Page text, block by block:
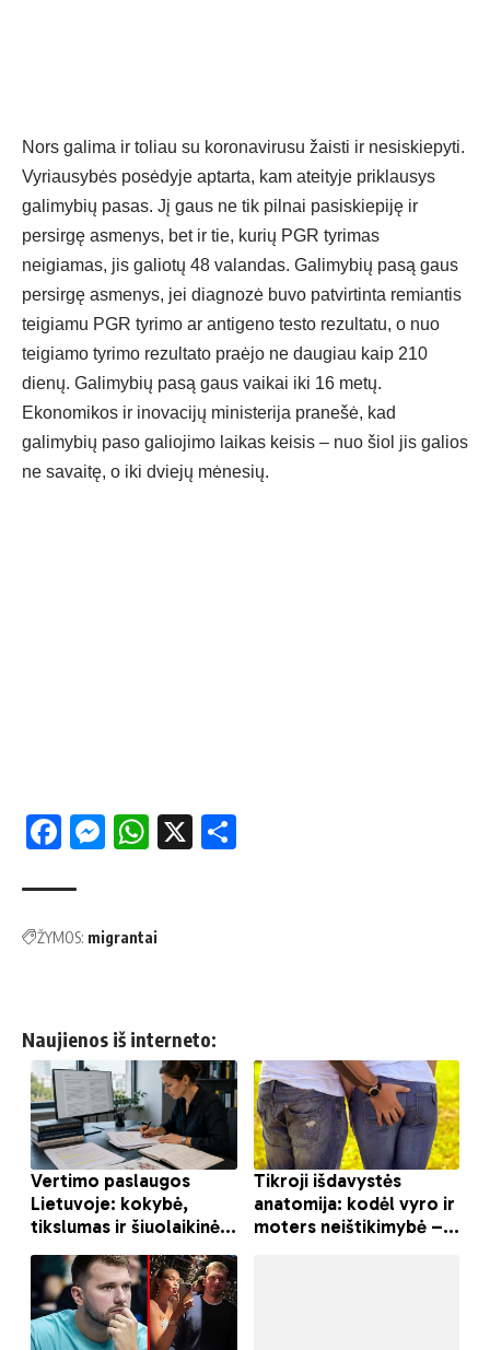
Nors galima ir toliau su koronavirusu žaisti ir nesiskiepyti.
Vyriausybės posėdyje aptarta, kam ateityje priklausys
galimybių pasas. Jį gaus ne tik pilnai pasiskiepiję ir
persirgę asmenys, bet ir tie, kurių PGR tyrimas
neigiamas, jis galiotų 48 valandas. Galimybių pasą gaus
persirgę asmenys, jei diagnozė buvo patvirtinta remiantis
teigiamu PGR tyrimo ar antigeno testo rezultatu, o nuo
teigiamo tyrimo rezultato praėjo ne daugiau kaip 210
dienų. Galimybių pasą gaus vaikai iki 16 metų.
Ekonomikos ir inovacijų ministerija pranešė, kad
galimybių paso galiojimo laikas keisis – nuo šiol jis galios
ne savaitę, o iki dviejų mėnesių.
Facebook
Messenger
WhatsApp
X
ŽYMOS: migrantai
Naujienos iš interneto: